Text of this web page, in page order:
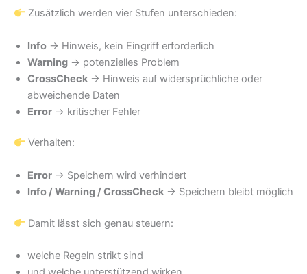
Zusätzlich werden vier Stufen unterschieden:
Info → Hinweis, kein Eingriff erforderlich
Warning → potenzielles Problem
CrossCheck → Hinweis auf widersprüchliche oder
abweichende Daten
Error → kritischer Fehler
Verhalten:
Error → Speichern wird verhindert
Info / Warning / CrossCheck → Speichern bleibt möglich
Damit lässt sich genau steuern:
welche Regeln strikt sind